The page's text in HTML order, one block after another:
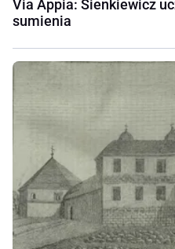
Via Appia: Sienkiewicz
sumienia